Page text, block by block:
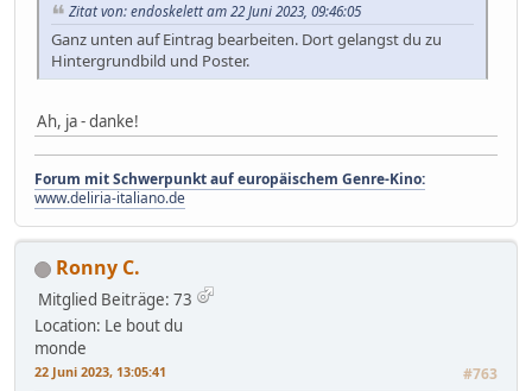
Zitat von: endoskelett am 22 Juni 2023, 09:46:05
Ganz unten auf Eintrag bearbeiten. Dort gelangst du zu
Hintergrundbild und Poster.
Ah, ja - danke!
Forum mit Schwerpunkt auf europäischem Genre-Kino:
www.deliria-italiano.de
Ronny C.
Mitglied Beiträge: 73
Location: Le bout du
monde
22 Juni 2023, 13:05:41 #763